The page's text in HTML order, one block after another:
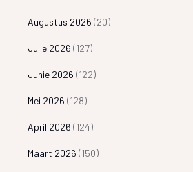
Augustus 2026 (20)
Julie 2026 (127)
Junie 2026 (122)
Mei 2026 (128)
April 2026 (124)
Maart 2026 (150)